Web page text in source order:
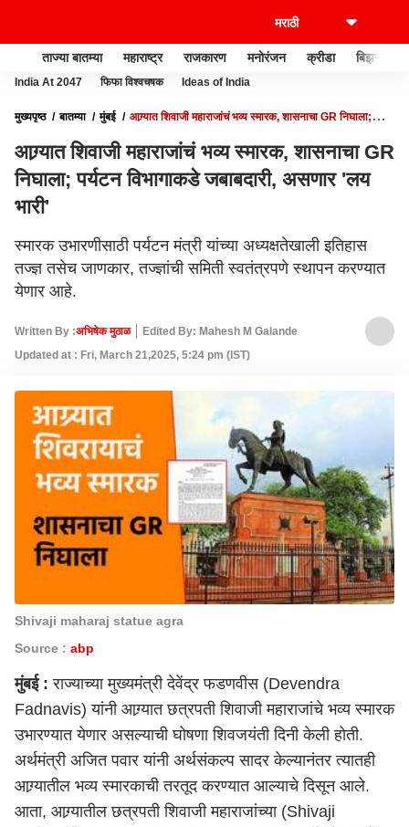
ताज्या बातम्या महाराष्ट्र राजकारण मनोरंजन क्रीडा बिझनेस
India At 2047 फिफा विश्वचषक Ideas of India
मुख्यपृष्ठ बातम्या मुंबई
आग्र्यात शिवाजी महाराजांचं भव्य स्मारक, शासनाचा GR निघाला;
आग्र्यात शिवाजी महाराजांचं भव्य स्मारक, शासनाचा GR
निघाला; पर्यटन विभागाकडे जबाबदारी, असणार 'लय
भारी'
स्मारक उभारणीसाठी पर्यटन मंत्री यांच्या अध्यक्षतेखाली इतिहास
तज्ज्ञ तसेच जाणकार, तज्ज्ञांची समिती स्वतंत्रपणे स्थापन करण्यात
येणार आहे.
Written By :अभिषेक मुठाळ
Edited By: Mahesh M Galande
Updated at : Fri, March 21,2025, 5:24 pm (IST)
Shivaji maharaj statue agra
Source : abp
मुंबई: राज्याच्या मुख्यमंत्रीदेवेंद्र फडणवीस (Devendra
Fadnavis) यांनी आग्र्यात छत्रपती शिवाजी महाराजांचे भव्य स्मारक
उभारण्यात येणार असल्याची घोषणा शिवजयंती दिनी केली होती.
अर्थमंत्री अजित पवार यांनी अर्थसंकल्प सादर केल्यानंतर त्यातही
आग्र्यातील भव्य स्मारकाची तरतूद करण्यात आल्याचे दिसून आले.
आता, आग्र्यातील छत्रपतीशिवाजी महाराजांच्या (Shivaji